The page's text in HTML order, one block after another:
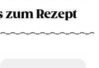
zum Rezept